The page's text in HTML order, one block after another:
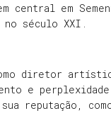
central em
século XXI.
diretor
e
reputação,